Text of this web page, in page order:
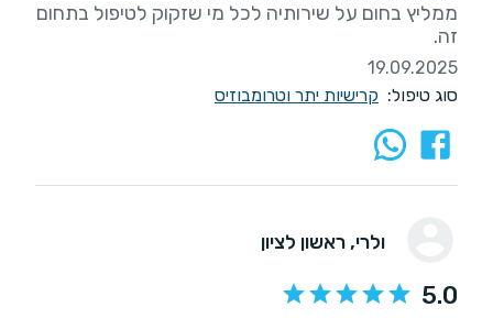
ממליץ בחום על שירותיה לכל מי שזקוק לטיפול בתחום
זה.
19.09.2025
סוג טיפול: קרישיות יתר וטרומבוזיס
ולרי, ראשון לציון
5.0